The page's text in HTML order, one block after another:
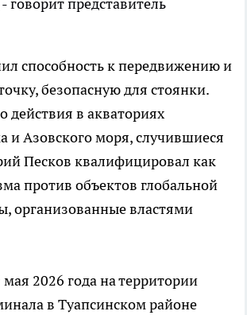
говорит представитель
способность к передвижению и
безопасную для стоянки.
действия в акваториях
и Азовского моря, случившиеся
Песков квалифицировал как
против объектов глобальной
организованные властями
2026 года на территории
в Туапсинском районе